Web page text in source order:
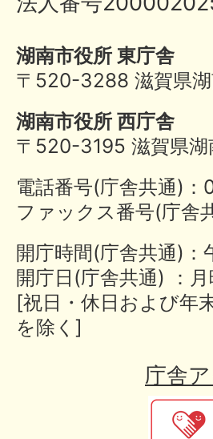
湖南市役所 東庁舎
〒520-3288 滋賀県
湖南市役所 西庁舎
〒520-3195 滋賀県湖
電話番号(庁舎共通)
ファックス番号(庁
開庁時間(庁舎共通)
開庁日(庁舎共通) ：
[祝日・休日および年
を除く]
庁舎